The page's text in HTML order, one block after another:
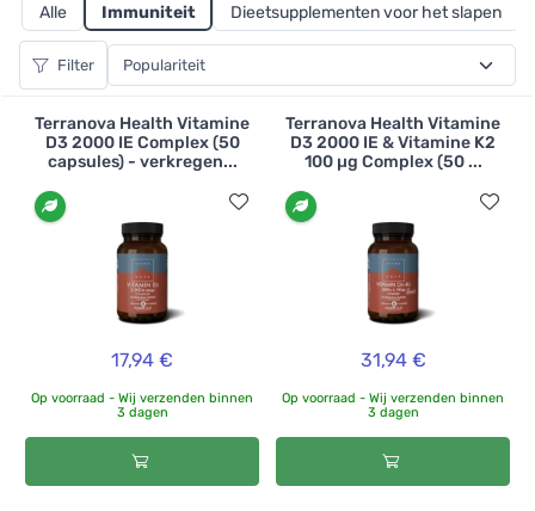
Alle Immuniteit Dieetsupplementen voor het slapen
Filter
Terranova Health Vitamine
D3 2000 IE Complex (50
capsules) - verkregen...
17,94 €
Op voorraad - Wij verzenden binnen
3 dagen
Terranova Health Vitamine
D3 2000 IE & Vitamine K2
100 µg Complex (50 ...
31,94 €
Op voorraad - Wij verzenden binnen
3 dagen